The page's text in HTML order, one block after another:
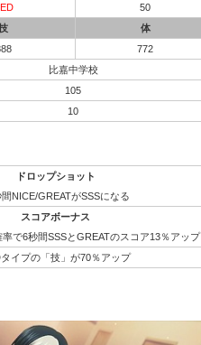
50
体
772
比嘉中学校
105
10
ドロップショット
間NICE/GREATがSSSになる
スコアボーナス
で6秒間SSSとGREATのスコア13％アップ
タイプの「技」が70％アップ